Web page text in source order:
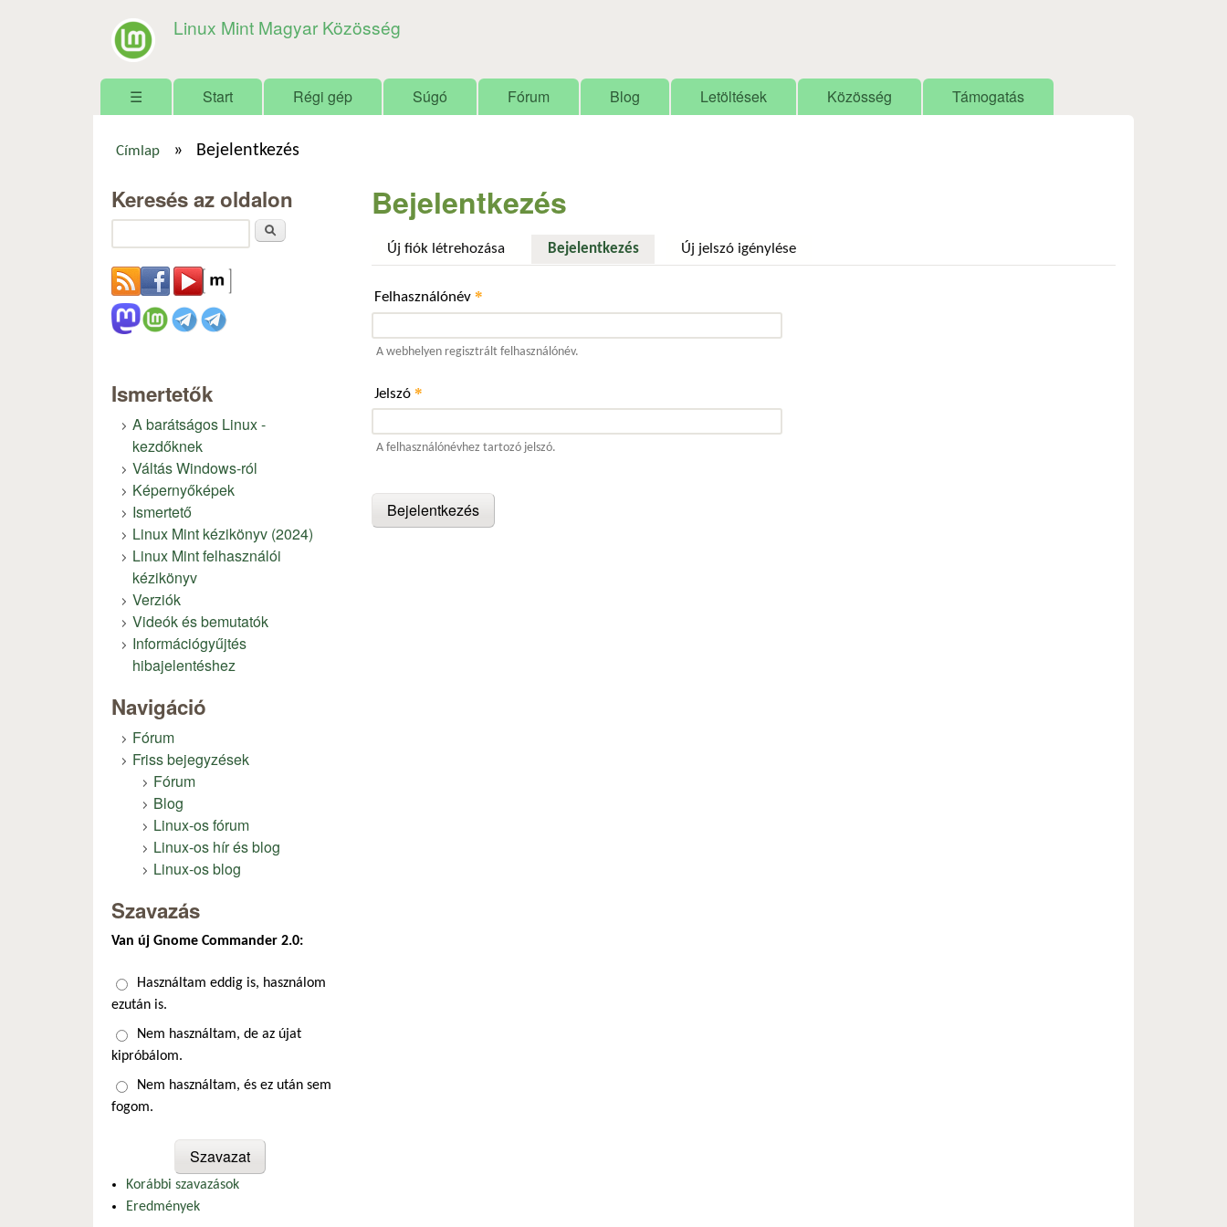
Linux Mint Magyar Közösség
Főmenü
☰ Start Régi gép Súgó Fórum Blog Letöltések Közösség Támogatás
Címlap » Bejelentkezés
Bejelentkezés
Új fiók létrehozása Bejelentkezés(aktív fül)Új jelszó igénylése
Felhasználónév *
A webhelyen regisztrált felhasználónév.
Jelszó *
A felhasználónévhez tartozó jelszó.
Keresés az oldalon
Ismertetők
A barátságos Linux -
kezdőknek
Váltás Windows-ról
Képernyőképek
Ismertető
Linux Mint kézikönyv (2024)
Linux Mint felhasználói
kézikönyv
Verziók
Videók és bemutatók
Információgyűjtés
hibajelentéshez
Navigáció
Fórum
Friss bejegyzések
Fórum
Blog
Linux-os fórum
Linux-os hír és blog
Linux-os blog
Szavazás
Van új Gnome Commander 2.0:
Választások
Használtam eddig is, használom
ezután is.
Nem használtam, de az újat
kipróbálom.
Nem használtam, és ez után sem
fogom.
Korábbi szavazások
Eredmények